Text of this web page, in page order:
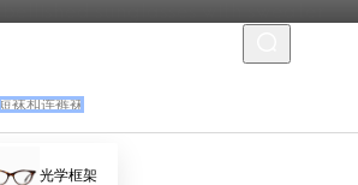
短袜和连裤袜
光学框架